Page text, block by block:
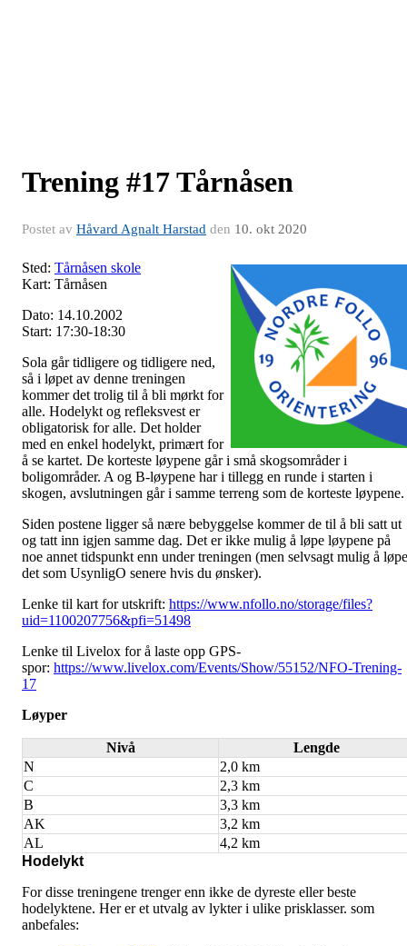
Trening #17 Tårnåsen
Postet av Håvard Agnalt Harstad den 10. okt 2020
Sted: Tårnåsen skole
Kart: Tårnåsen
Dato: 14.10.2002
Start: 17:30-18:30
Sola går tidligere og tidligere ned,
så i løpet av denne treningen
kommer det trolig til å bli mørkt for
alle. Hodelykt og refleksvest er
obligatorisk for alle. Det holder
med en enkel hodelykt, primært for
å se kartet. De korteste løypene går i små skogsområder i
boligområder. A og B-løypene har i tillegg en runde i starten i
skogen, avslutningen går i samme terreng som de korteste løypene.
Siden postene ligger så nære bebyggelse kommer de til å bli satt ut
og tatt inn igjen samme dag. Det er ikke mulig å løpe løypene på
noe annet tidspunkt enn under treningen (men selvsagt mulig å løpe
det som UsynligO senere hvis du ønsker).
Lenke til kart for utskrift: https://www.nfollo.no/storage/files?
uid=1100207756&pfi=51498
Lenke til Livelox for å laste opp GPS-
spor: https://www.livelox.com/Events/Show/55152/NFO-Trening-
17
Løyper
Nivå
Lengde
N
2,0 km
C
2,3 km
B
3,3 km
AK
3,2 km
AL
4,2 km
Hodelykt
For disse treningene trenger enn ikke de dyreste eller beste
hodelyktene. Her er et utvalg av lykter i ulike prisklasser. som
anbefales: